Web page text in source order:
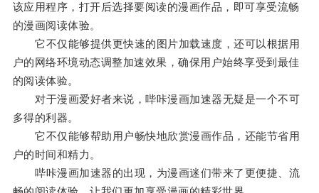
该应用程序，打开后选择要阅读的漫画作品，即可享受流畅
的漫画阅读体验。
它不仅能够提供更快速的图片加载速度，还可以根据用
户的网络环境动态调整加速效果，确保用户始终享受到最佳
的阅读体验。
对于漫画爱好者来说，哔咔漫画加速器无疑是一个不可
多得的利器。
它不仅能够帮助用户畅快地欣赏漫画作品，还能节省用
户的时间和精力。
哔咔漫画加速器的出现，为漫画迷们带来了更便捷、流